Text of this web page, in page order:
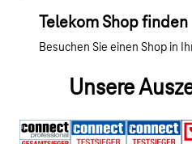
Telekom Shop finden
Besuchen Sie einen Shop in
Unsere